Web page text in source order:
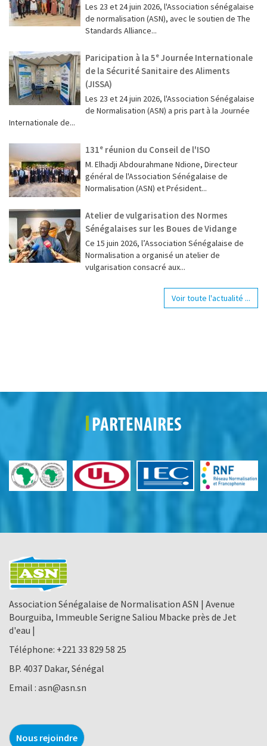
Les 23 et 24 juin 2026, l'Association sénégalaise
de normalisation (ASN), avec le soutien de The
Standards Alliance...
Paricipation à la 5ᵉ Journée Internationale
de la Sécurité Sanitaire des Aliments
(JISSA)
‎Les 23 et 24 juin 2026, l'Association Sénégalaise
de Normalisation (ASN) a pris part à la Journée
Internationale de...
131ᵉ réunion du Conseil de l'ISO
M. Elhadji Abdourahmane Ndione, Directeur
général de l'Association Sénégalaise de
Normalisation (ASN) et Président...
Atelier de vulgarisation des Normes
Sénégalaises sur les Boues de Vidange
Ce 15 juin 2026, l’Association Sénégalaise de
Normalisation a organisé un atelier de
vulgarisation consacré aux...
Voir toute l'actualité ...
PARTENAIRES
Association Sénégalaise de Normalisation ASN | Avenue
Bourguiba, Immeuble Serigne Saliou Mbacke près de Jet
d'eau |
Téléphone: +221 33 829 58 25
BP. 4037 Dakar, Sénégal
Email : asn@asn.sn
Nous rejoindre